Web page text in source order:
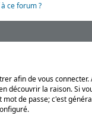
ce forum ?
afin de vous
la raison. Si
de passe; c'est